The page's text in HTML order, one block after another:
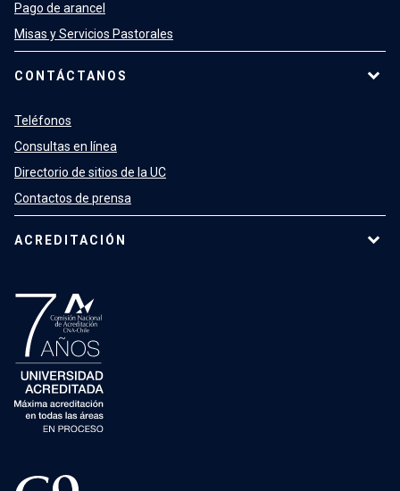
Pago de arancel
Misas y Servicios Pastorales
CONTÁCTANOS
Teléfonos
Consultas en línea
Directorio de sitios de la UC
Contactos de prensa
ACREDITACIÓN